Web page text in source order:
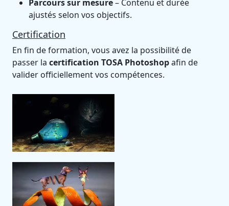
Parcours sur mesure– Contenu et durée
ajustés selon vos objectifs.
Certification
En fin de formation, vous avez la possibilité de
passer la certification TOSA Photoshopafin de
valider officiellement vos compétences.